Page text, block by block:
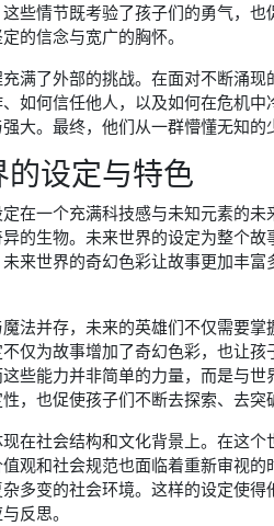
些情节既考验了孩子们的勇气，
的信念与宽广的胸怀。
满了外部的挑战。在面对不断涌现
如何信任他人，以及如何在危机中
大。最终，他们从一群懵懂无知的
设定与特色
定在一个充满科技感与未知元素的
的生物。未来世界的设定为整个
来世界的奇幻色彩让故事更加丰
法并存，未来的英雄们不仅需要
仅为故事增加了奇幻色彩，也让
些能力并非简单的力量，而是与
，也促使孩子们不断去探索、去突
在社会结构和文化背景上。在这
观和社会规范也面临着重新审视
多变的社会环境。这样的设定使
反思。